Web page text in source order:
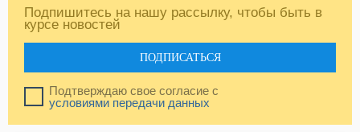
Подпишитесь на нашу рассылку, чтобы быть в
курсе новостей
ПОДПИСАТЬСЯ
Подтверждаю свое согласие с
условиями передачи данных